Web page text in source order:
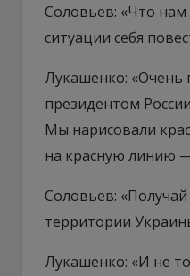
Соловьев: «Что нам
ситуации себя
Лукашенко: «Очень
президентом
Мы нарисовали
на красную линию
Соловьев:
территории
Лукашенко: «И не